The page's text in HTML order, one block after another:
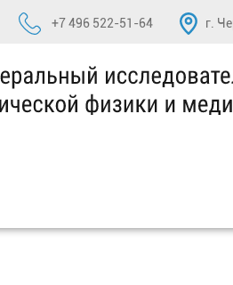
+7 496 522-51-64 г.